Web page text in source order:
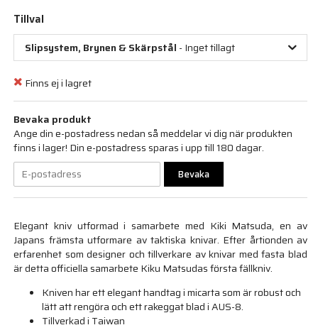
Tillval
Slipsystem, Brynen & Skärpstål - Inget tillagt
Finns ej i lagret
Bevaka produkt
Ange din e-postadress nedan så meddelar vi dig när produkten
finns i lager! Din e-postadress sparas i upp till 180 dagar.
Bevaka
Elegant kniv utformad i samarbete med Kiki Matsuda, en av
Japans främsta utformare av taktiska knivar. Efter årtionden av
erfarenhet som designer och tillverkare av knivar med fasta blad
är detta officiella samarbete Kiku Matsudas första fällkniv.
Kniven har ett elegant handtag i micarta som är robust och
lätt att rengöra och ett rakeggat blad i AUS-8.
Tillverkad i Taiwan